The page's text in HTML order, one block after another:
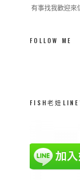
有事找我歡迎
FOLLOW ME
FISH老妞